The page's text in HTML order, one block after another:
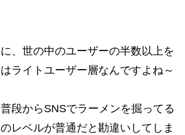
、世の中のユーザーの半数以上を
ライトユーザー層なんですよね～
段からSNSでラーメンを掘ってる
レベルが普通だと勘違いしてしま